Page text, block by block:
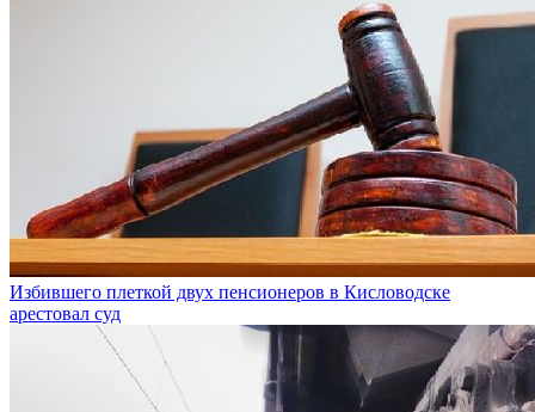
Избившего плеткой двух пенсионеров в Кисловодске
арестовал суд